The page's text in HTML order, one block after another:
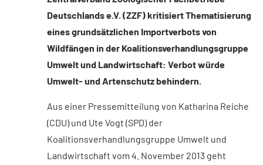
Deutschlands e.V. (ZZF) kritisiert Thematisierung
eines grundsätzlichen Importverbots von
Wildfängen in der Koalitionsverhandlungsgruppe
Umwelt und Landwirtschaft: Verbot würde
Umwelt- und Artenschutz behindern.
Aus einer Pressemitteilung von Katharina Reiche
(CDU) und Ute Vogt (SPD) der
Koalitionsverhandlungsgruppe Umwelt und
Landwirtschaft vom 4. November 2013 geht